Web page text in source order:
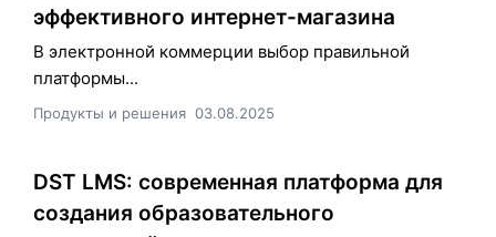
эффективного интернет-магазина
В электронной коммерции выбор правильной
платформы...
Продукты и решения 03.08.2025
DST LMS: современная платформа для
создания образовательного